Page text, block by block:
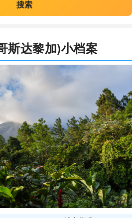
搜索
斯达黎加)小档案